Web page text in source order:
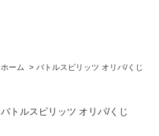
ホーム > バトルスピリッツ オリパ/くじ
バトルスピリッツ オリパ/くじ